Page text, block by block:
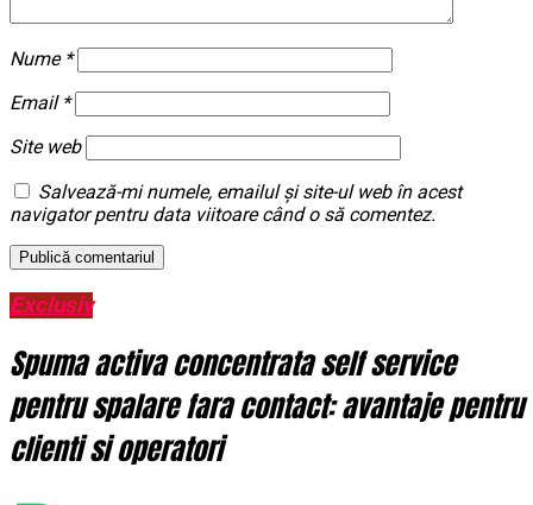
Nume *
Email *
Site web
Salvează-mi numele, emailul și site-ul web în acest
navigator pentru data viitoare când o să comentez.
Exclusiv
Spuma activa concentrata self service
pentru spalare fara contact: avantaje pentru
clienti si operatori